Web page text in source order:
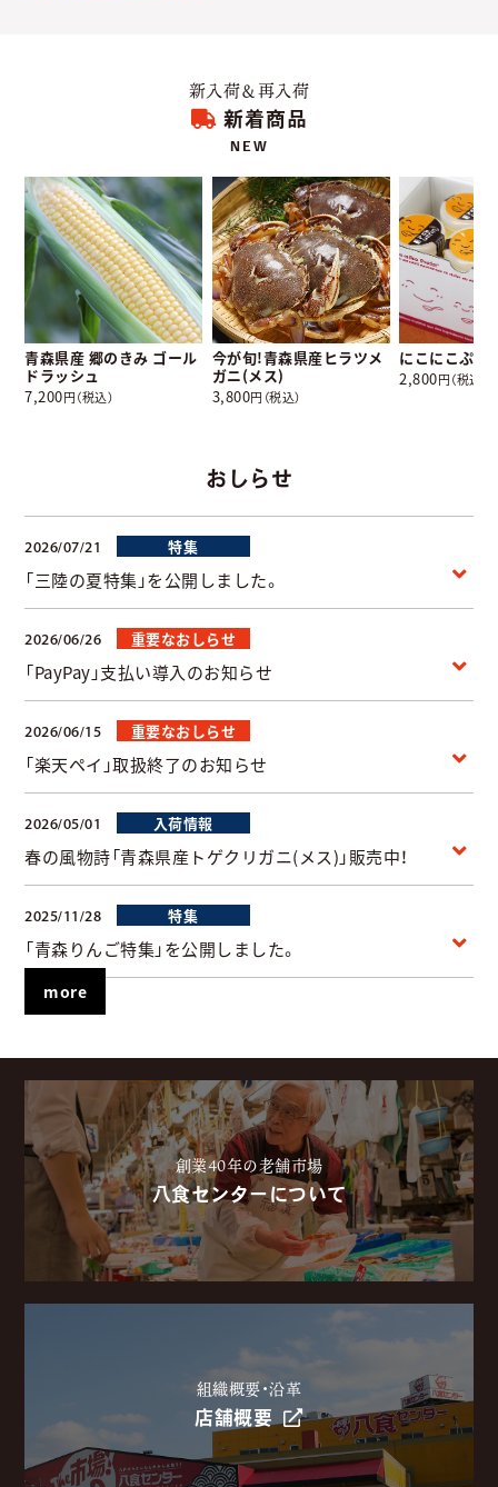
新入荷＆再入荷
新着商品
NEW
青森県産 郷のきみ ゴール
ドラッシュ
7,200円（税込）
今が旬!青森県産ヒラツメ
ガニ(メス)
3,800円（税込）
にこにこぷり
2,800円（税込）
おしらせ
2026/07/21 特集
「三陸の夏特集」を公開しました。
2026/06/26 重要なおしらせ
「PayPay」支払い導入のお知らせ
2026/06/15 重要なおしらせ
「楽天ペイ」取扱終了のお知らせ
2026/05/01 入荷情報
春の風物詩「青森県産トゲクリガニ(メス)」販売中！
2025/11/28 特集
「青森りんご特集」を公開しました。
more
創業40年の老舗市場
八食センターについて
組織概要・沿革
店舗概要